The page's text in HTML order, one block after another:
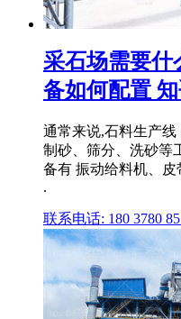
采石场需要什
备如何配置
通常来说,石料生产线
制砂、筛分、洗砂等
备有 振动给料机、
.
联系电话: 180 3780